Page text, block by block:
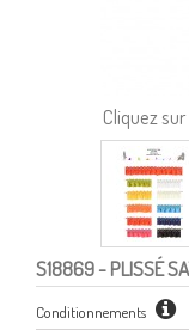
Cliquez
S18869- PLISSÉ
Conditionnements